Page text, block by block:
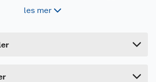
les mer
har ikke fått noen omtale ennå.